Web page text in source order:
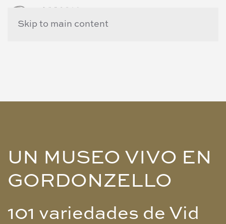
Skip to main content
UN MUSEO VIVO EN
GORDONZELLO
101 variedades de Vid